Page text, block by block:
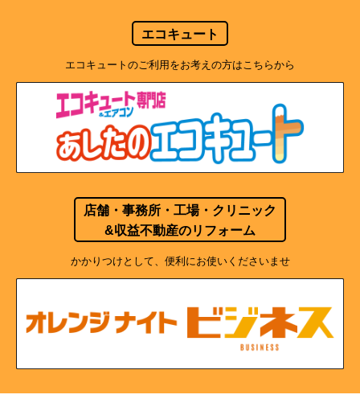
エコキュート
エコキュートのご利用をお考えの方はこちらから
店舗・事務所・工場・クリニック
&収益不動産のリフォーム
かかりつけとして、便利にお使いくださいませ